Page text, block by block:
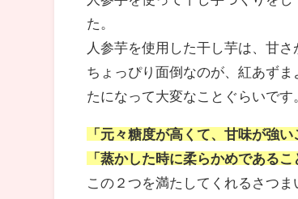
た。
人参芋を使用した干し芋は、甘
ちょっぴり面倒なのが、紅あず
たになって大変なことぐらいです
「元々糖度が高くて、甘味が強い
「蒸かした時に柔らかめであるこ
この２つを満たしてくれるさつ